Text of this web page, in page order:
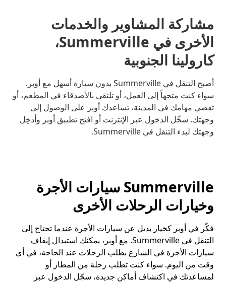
مشاركة المشاوير والخدمات
الأخرى في Summerville،
كارولينا الجنوبية
أصبح التنقل في Summerville بدون سيارة أسهل مع أوبر.
سواء كنت متجهاً إلى العمل، أو تلتقي بالأصدقاء في المطعم، أو
تقضي مهامك في المدينة، تساعدك أوبر على الوصول إلى
وجهتك. سجِّل الدخول عبر الإنترنت أو افتح تطبيق أوبر وأدخِل
وجهتك لبدء التنقل في Summerville.
Summerville سيارات الأجرة
وخيارات الرحلات الأخرى
فكّر في أوبر كخيار بديل عن سيارات الأجرة عندما تحتاج إلى
التنقل في Summerville. مع أوبر، يمكنك استبدال إيقاف
سيارات الأجرة في الشارع بطلب الرحلات عند الحاجة، في أي
وقت من اليوم. سواء كنت تطلب رحلة من المطار أو
لمساعدتك في اكتشاف أماكن جديدة، سجّل الدخول عبر